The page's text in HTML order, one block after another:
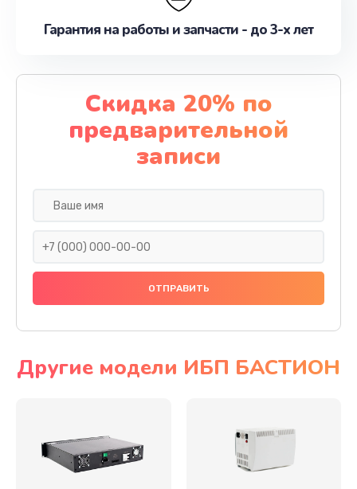
Гарантия на работы и запчасти - до 3-х лет
Скидка 20% по
предварительной
записи
Другие модели ИБП БАСТИОН